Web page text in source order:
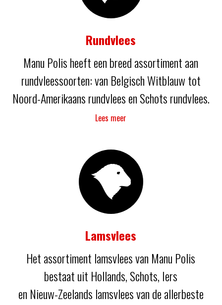
Rundvlees
Manu Polis heeft een breed assortiment aan
rundvleessoorten: van Belgisch Witblauw tot
Noord-Amerikaans rundvlees en Schots rundvlees.
Lees meer
Lamsvlees
Het assortiment lamsvlees van Manu Polis
bestaat uit Hollands, Schots, Iers
en Nieuw-Zeelands lamsvlees van de allerbeste